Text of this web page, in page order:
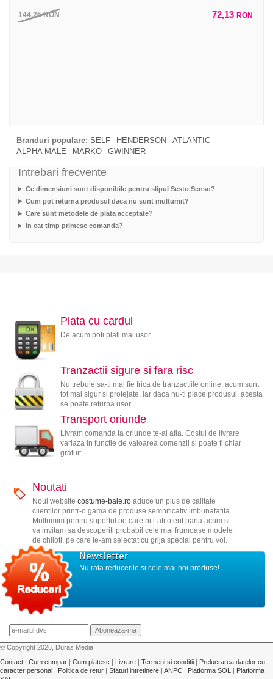
144,25RON 72,13 RON
Branduri populare: SELF HENDERSON
ATLANTIC
ALPHA MALE
MARKO GWINNER
Intrebari frecvente
Ce dimensiuni sunt disponibile pentru slipul Sesto Senso?
Cum pot returna produsul daca nu sunt multumit?
Care sunt metodele de plata acceptate?
In cat timp primesc comanda?
Plata cu cardul
De acum poti plati mai usor
Tranzactii sigure si fara risc
Nu trebuie sa-ti mai fie frica de tranzactiile online, acum sunt
tot mai sigur si protejate, iar daca nu-ti place produsul, acesta
se poate returna usor.
Transport oriunde
Livram comanda ta oriunde te-ai afla. Costul de livrare
variaza in functie de valoarea comenzii si poate fi chiar
gratuit.
Noutati
Noul website costume-baie.roaduce un plus de calitate
clientilor printr-o gama de produse semnificativ imbunatatita.
Multumim pentru suportul pe care ni l-ati oferit pana acum si
va invitam sa descoperiti probabil cele mai frumoase modele
de chiloti, pe care le-am selectat cu grija special pentru voi.
Newsletter
Nu rata reducerile si cele mai noi produse!
© Copyright 2026, Duras Media
Contact | Cum cumpar | Cum platesc | Livrare | Termeni si conditii | Prelucrarea datelor cu
caracter personal | Politica de retur | Sfaturi intretinere | ANPC | Platforma SOL | Platforma